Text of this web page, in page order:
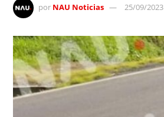
por NAU Noticias 25/09/2023